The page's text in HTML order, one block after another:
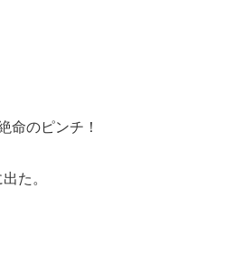
命のピンチ！
た。